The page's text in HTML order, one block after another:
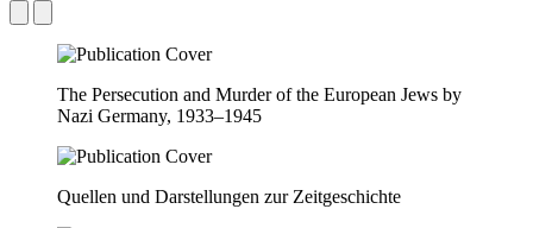
The Persecution and Murder of the European Jews by
Nazi Germany, 1933–1945
Quellen und Darstellungen zur Zeitgeschichte